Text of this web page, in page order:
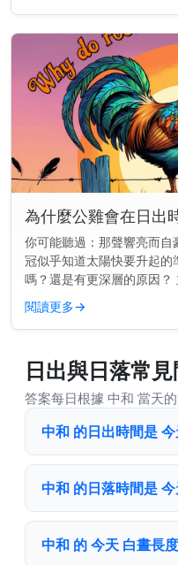
為什麼公雞會在日出
你可能聽過：那聲響亮而自
冠似乎知道太陽快要升起
嗎？還是有更深層的原因？
因為它們的內在生物鐘告
線出現之前。...
閱讀更多→
日出與日落常
答案每日根據 中和 當天的
中和 的日出時間是 今
中和 的日落時間是 今
中和 的 今天 白晝長